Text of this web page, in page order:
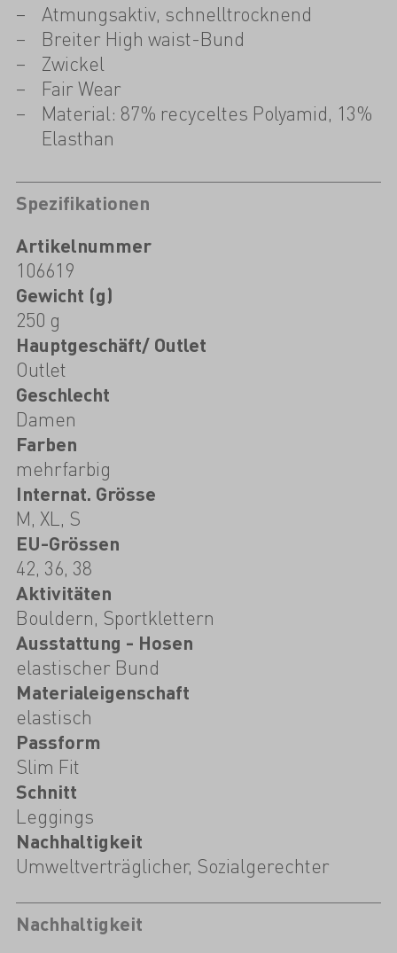
Atmungsaktiv, schnelltrocknend
Breiter High waist-Bund
Zwickel
Fair Wear
Material: 87% recyceltes Polyamid, 13%
Elasthan
Spezifikationen
Artikelnummer
106619
Gewicht (g)
250 g
Hauptgeschäft/ Outlet
Outlet
Geschlecht
Damen
Farben
mehrfarbig
Internat. Grösse
M, XL, S
EU-Grössen
42, 36, 38
Aktivitäten
Bouldern, Sportklettern
Ausstattung - Hosen
elastischer Bund
Materialeigenschaft
elastisch
Passform
Slim Fit
Schnitt
Leggings
Nachhaltigkeit
Umweltverträglicher, Sozialgerechter
Nachhaltigkeit